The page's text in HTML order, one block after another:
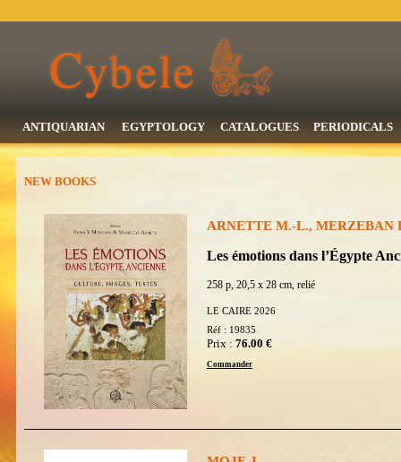
ANTIQUARIAN EGYPTOLOGY CATALOGUES PERIODICALS
NEW BOOKS
ARNETTE M.-L., MERZEBAN
Les émotions dans l’Égypte
258 p, 20,5 x 28 cm, relié
LE CAIRE 2026
Réf : 19835
Prix : 76.00 €
Commander